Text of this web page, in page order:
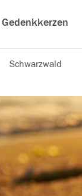
Gedenkkerzen
Schwarzwald